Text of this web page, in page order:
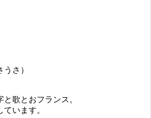
うさ）
歌とおフランス。
います。